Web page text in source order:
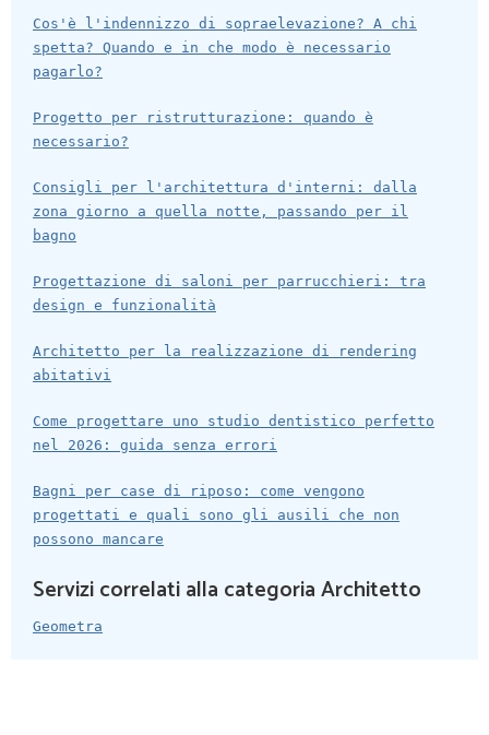
Cos'è l'indennizzo di sopraelevazione? A chi
spetta? Quando e in che modo è necessario
pagarlo?
Progetto per ristrutturazione: quando è
necessario?
Consigli per l'architettura d'interni: dalla
zona giorno a quella notte, passando per il
bagno
Progettazione di saloni per parrucchieri: tra
design e funzionalità
Architetto per la realizzazione di rendering
abitativi
Come progettare uno studio dentistico perfetto
nel 2026: guida senza errori
Bagni per case di riposo: come vengono
progettati e quali sono gli ausili che non
possono mancare
Servizi correlati alla categoria Architetto
Geometra